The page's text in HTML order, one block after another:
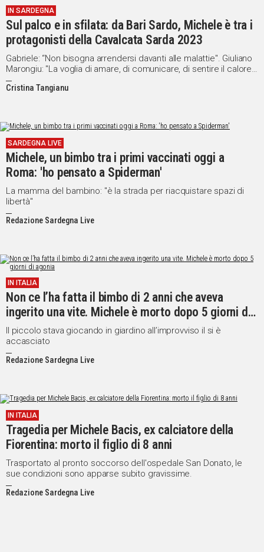
IN
ITALIA
NEL
MONDO
SPORT
EVENTI
VIDEO
Vai
Social
IN SARDEGNA
Sul palco e in sfilata: da Bari Sardo, Michele è tra i
protagonisti della Cavalcata Sarda 2023
Gabriele: “Non bisogna arrendersi davanti alle malattie". Giuliano
Marongiu: "La voglia di amare, di comunicare, di sentire il calore
della gente non è compromessa”
Cristina Tangianu
SARDEGNA LIVE
Michele, un bimbo tra i primi vaccinati oggi a
Roma: 'ho pensato a Spiderman'
La mamma del bambino: "è la strada per riacquistare spazi di
libertà"
Redazione Sardegna Live
IN ITALIA
Non ce l’ha fatta il bimbo di 2 anni che aveva
ingerito una vite. Michele è morto dopo 5 giorni di
agonia
Il piccolo stava giocando in giardino all’improvviso il si è
accasciato
Redazione Sardegna Live
IN ITALIA
Tragedia per Michele Bacis, ex calciatore della
Fiorentina: morto il figlio di 8 anni
Trasportato al pronto soccorso dell'ospedale San Donato, le
sue condizioni sono apparse subito gravissime.
Redazione Sardegna Live